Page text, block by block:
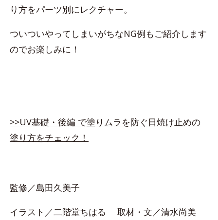
り方をパーツ別にレクチャー。
ついついやってしまいがちなNG例もご紹介します
のでお楽しみに！
>>UV基礎・後編 で塗りムラを防ぐ日焼け止めの
塗り方をチェック！
監修／島田久美子
イラスト／二階堂ちはる 取材・文／清水尚美